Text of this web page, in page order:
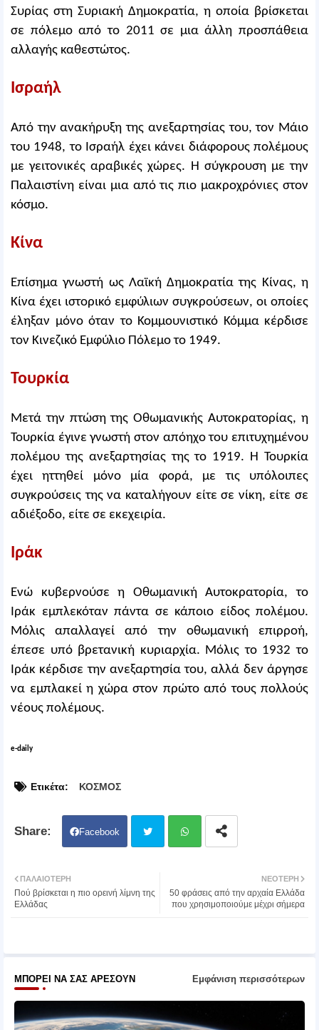
Συρίας στη Συριακή Δημοκρατία, η οποία βρίσκεται
σε πόλεμο από το 2011 σε μια άλλη προσπάθεια
αλλαγής καθεστώτος.
Ισραήλ
Από την ανακήρυξη της ανεξαρτησίας του, τον Μάιο
του 1948, το Ισραήλ έχει κάνει διάφορους πολέμους
με γειτονικές αραβικές χώρες. Η σύγκρουση με την
Παλαιστίνη είναι μια από τις πιο μακροχρόνιες στον
κόσμο.
Κίνα
Επίσημα γνωστή ως Λαϊκή Δημοκρατία της Κίνας, η
Κίνα έχει ιστορικό εμφύλιων συγκρούσεων, οι οποίες
έληξαν μόνο όταν το Κομμουνιστικό Κόμμα κέρδισε
τον Κινεζικό Εμφύλιο Πόλεμο το 1949.
Τουρκία
Μετά την πτώση της Οθωμανικής Αυτοκρατορίας, η
Τουρκία έγινε γνωστή στον απόηχο του επιτυχημένου
πολέμου της ανεξαρτησίας της το 1919. Η Τουρκία
έχει ηττηθεί μόνο μία φορά, με τις υπόλοιπες
συγκρούσεις της να καταλήγουν είτε σε νίκη, είτε σε
αδιέξοδο, είτε σε εκεχειρία.
Ιράκ
Ενώ κυβερνούσε η Οθωμανική Αυτοκρατορία, το
Ιράκ εμπλεκόταν πάντα σε κάποιο είδος πολέμου.
Μόλις απαλλαγεί από την οθωμανική επιρροή,
έπεσε υπό βρετανική κυριαρχία. Μόλις το 1932 το
Ιράκ κέρδισε την ανεξαρτησία του, αλλά δεν άργησε
να εμπλακεί η χώρα στον πρώτο από τους πολλούς
νέους πολέμους.
e-daily
Ετικέτα: ΚΟΣΜΟΣ
Facebook
ter atsa
ΝΕΌΤΕΡΗ
50 φράσεις από την αρχαία Ελλάδα
που χρησιμοποιούμε μέχρι σήμερα
ΠΑΛΑΙΌΤΕΡΗ
Πού βρίσκεται η πιο ορεινή λίμνη της
Ελλάδας
ΜΠΟΡΕΊ ΝΑ ΣΑΣ ΑΡΈΣΟΥΝ Εμφάνιση περισσότερων